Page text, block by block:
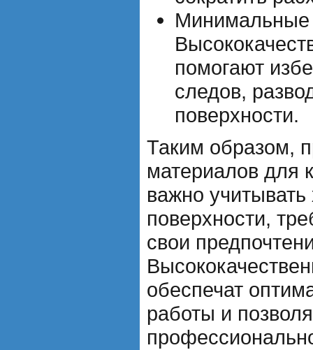
Минимальные
помогают
следов,
поверхности.
Таким образом,
материалов для
важно учитывать
поверхности,
свои
обеспечат
работы и